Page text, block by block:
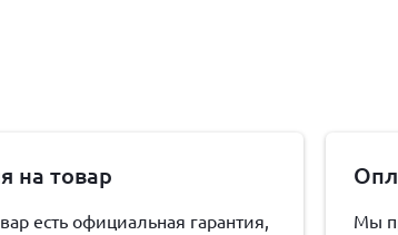
на товар
есть официальная гарантия,
Мы